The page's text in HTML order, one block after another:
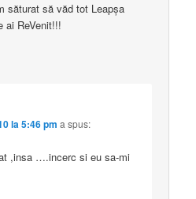
săturat să văd tot Leapşa
ReVenit!!!
la 5:46 pm a spus:
,insa ….incerc si eu sa-mi